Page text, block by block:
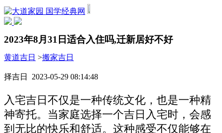
国学经典网
2023年8月31日适合入住吗,迁新居好不好
黄道吉日 >搬家吉日
择吉日 2023-05-29 08:14:48
入宅吉日不仅是一种传统文化，也是一种精
神寄托。当家庭选择一个吉日入宅时，会感
到无比的快乐和舒适。这种感受不仅能够在